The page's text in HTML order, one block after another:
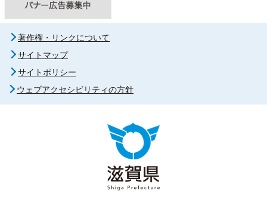
著作権・リンクについて
サイトマップ
サイトポリシー
ウェブアクセシビリティの方針